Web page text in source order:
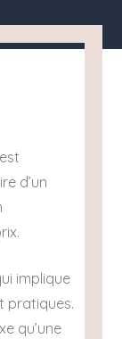
d’un
implique
pratiques.
qu’une